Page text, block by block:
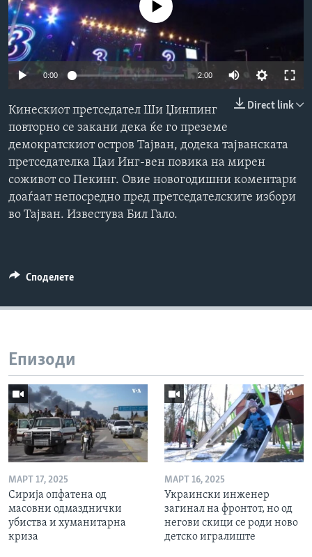
ИНТЕРВЈУА
Јазици
No media source currently available
0:00 2:00
Direct link
Кинескиот претседател Ши Џинпинг
повторно се закани дека ќе го преземе
демократскиот остров Тајван, додека тајванската
претседателка Цаи Инг-вен повика на мирен
соживот со Пекинг. Овие новогодишни коментари
доаѓаат непосредно пред претседателските избори
во Тајван. Известува Бил Гало.
Споделете
Епизоди
МАРТ 17, 2025
Сирија опфатена од
масовни одмазднички
убиства и хуманитарна
криза
МАРТ 16, 2025
Украински инженер
загинал на фронтот, но од
негови скици се роди ново
детско игралиште